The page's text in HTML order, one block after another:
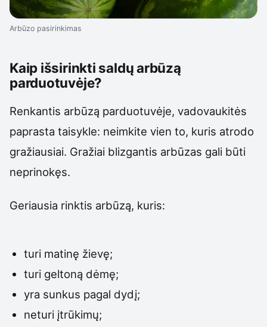
Arbūzo pasirinkimas
Kaip išsirinkti saldų arbūzą
parduotuvėje?
Renkantis arbūzą parduotuvėje, vadovaukitės
paprasta taisykle: neimkite vien to, kuris atrodo
gražiausiai. Gražiai blizgantis arbūzas gali būti
neprinokęs.
Geriausia rinktis arbūzą, kuris:
turi matinę žievę;
turi geltoną dėmę;
yra sunkus pagal dydį;
neturi įtrūkimų;